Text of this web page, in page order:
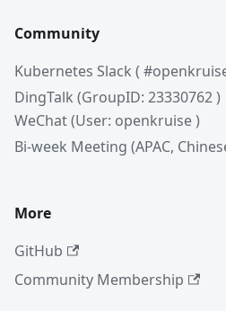
Community
Kubernetes Slack (
DingTalk (GroupID: 23330762 )
WeChat (User: openkruise )
Bi-week Meeting (APAC,
More
GitHub
Community Membership